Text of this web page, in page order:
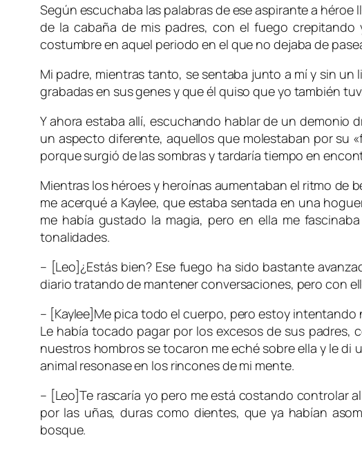
Según escuchaba las palabras de ese aspirante a
de la cabaña de mis padres, con el fuego
costumbre en aquel periodo en el que no dejaba de
Mi padre, mientras tanto, se sentaba junto a mí y sin
grabadas en sus genes y que él quiso que yo también
Y ahora estaba allí, escuchando hablar de un demonio
un aspecto diferente, aquellos que molestaban por su
porque surgió de las sombras y tardaría tiempo en
Mientras los héroes y heroínas aumentaban el ritmo de
me acerqué a Kaylee, que estaba sentada en una
me había gustado la magia, pero en ella me
tonalidades.
– [Leo]¿Estás bien? Ese fuego ha sido bastante
diario tratando de mantener conversaciones, pero con
– [Kaylee]Me pica todo el cuerpo, pero estoy
Le había tocado pagar por los excesos de sus padres,
nuestros hombros se tocaron me eché sobre ella y le di
animal resonase en los rincones de mi mente.
– [Leo]Te rascaría yo pero me está costando controlar
por las uñas, duras como dientes, que ya habían
bosque.